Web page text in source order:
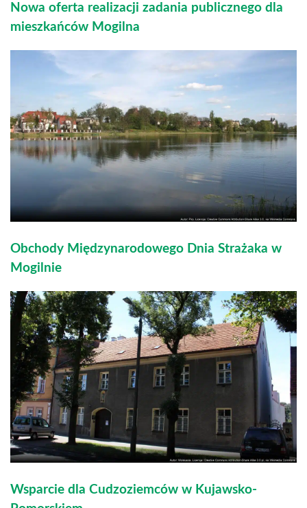
Nowa oferta realizacji zadania publicznego dla
mieszkańców Mogilna
Obchody Międzynarodowego Dnia Strażaka w
Mogilnie
Wsparcie dla Cudzoziemców w Kujawsko-